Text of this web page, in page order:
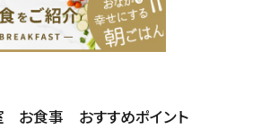
お食事
おすすめポイント